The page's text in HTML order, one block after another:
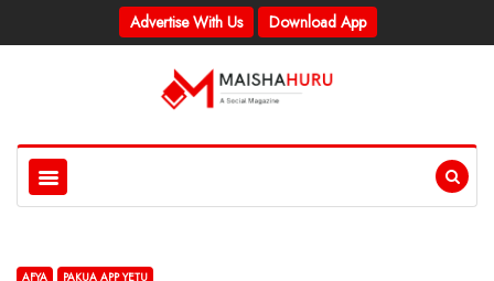
Advertise With Us Download App
AFYA PAKUA APP YETU